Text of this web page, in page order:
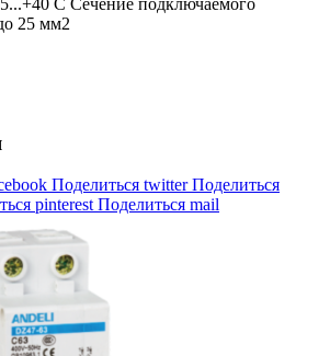
С Сечение подключаемого
25 мм2
Поделиться twitterПоделиться
pinterest Поделиться mail